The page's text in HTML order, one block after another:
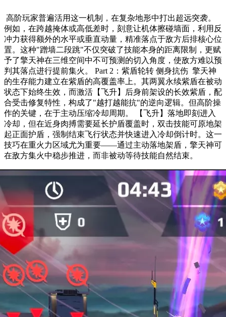
例如，在跨越掩体或高低差时，刻意让机体擦碰墙面，利用反
冲力获得额外的水平或垂直动量，精准落点于敌方后排核心位
置。这种"蹭墙二段跳"不仅突破了技能本身的距离限制，更赋
予了擎天神在三维空间中不可预测的切入角度，使敌方难以预
判其落点进行提前集火。 Part 2：紫盾轮转 侧身抗伤 ​ 擎天神
的生存能力建立在紫盾的高覆盖率上。其两翼永续紫盾在被动
状态下始终生效，而激活【飞升】后身前架设的长效紫盾，配
合受击修复特性，构成了"越打越能抗"的逆向逻辑。但高阶操
作的关键，在于主动压缩冷却周期。 【飞升】落地即刻进入
冷却，但在近身肉搏需要延长护盾覆盖时，双击技能可原地架
起正面护盾，强制结束飞行状态并快速进入冷却倒计时。这一
技巧在重火力区域尤为重要——通过主动落地架盾，擎天神可
在敌方集火中稳步推进，而非被动等待技能自然结束。